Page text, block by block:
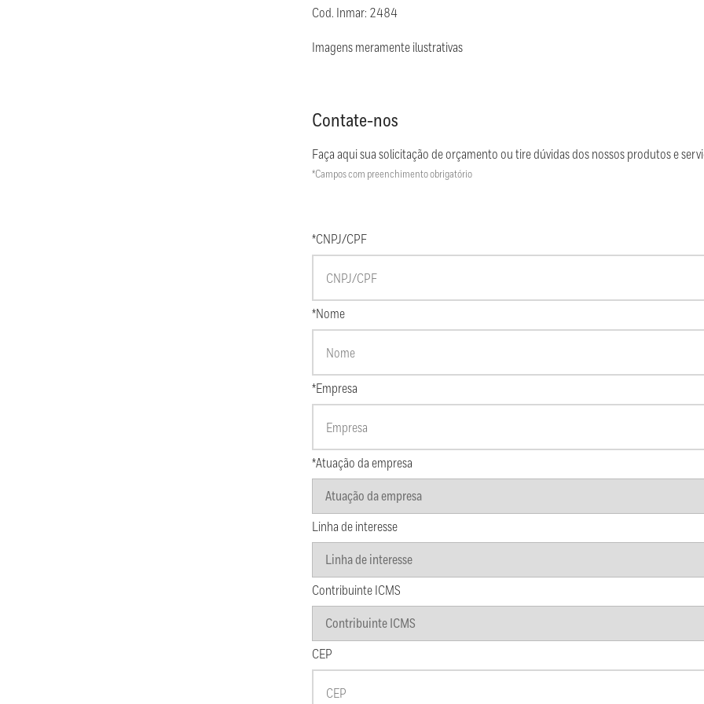
Cod. Inmar: 2484
Imagens meramente ilustrativas
Contate-nos
Faça aqui sua solicitação de orçamento ou tire dúvidas dos nossos produtos e
*Campos com preenchimento obrigatório
*CNPJ/CPF
*Nome
*Empresa
*Atuação da empresa
Linha de interesse
Contribuinte ICMS
CEP